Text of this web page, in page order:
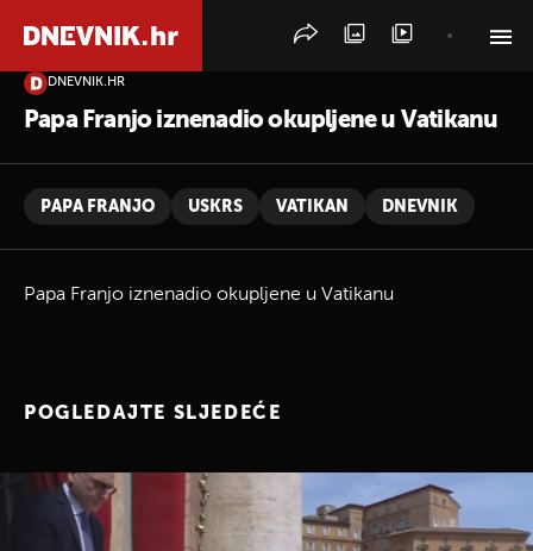
DNEVNIK.HR
Papa Franjo iznenadio okupljene u Vatikanu
PAPA FRANJO USKRS VATIKAN DNEVNIK
Papa Franjo iznenadio okupljene u Vatikanu
POGLEDAJTE SLJEDEĆE
PRETRAŽITE VIJESTI